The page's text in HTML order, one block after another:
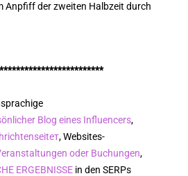
Anpfiff der zweiten Halbzeit durch
Blog eines Influencers,
, Websites-
oder Buchungen,
ERGEBNISSEin den SERPs